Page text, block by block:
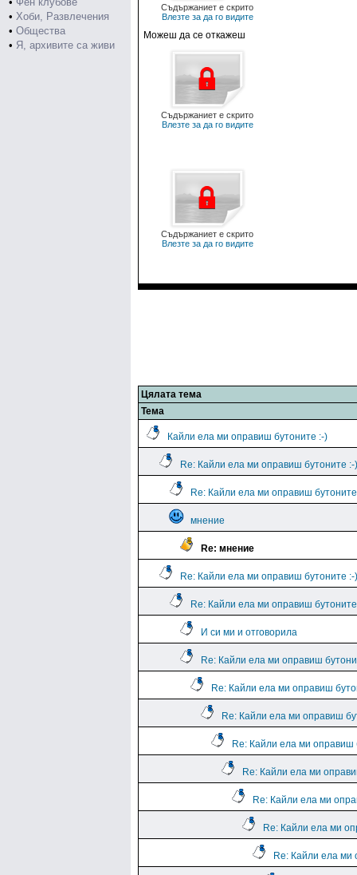
• Хоби, Развлечения
• Общества
• Я, архивите са живи
Съдържаниет е скрито
Влезте за да го видите
Можеш да се откажеш
Съдържаниет е скрито
Влезте за да го видите
Съдържаниет е скрито
Влезте за да го видите
Цялата тема
Тема
Кайли ела ми оправиш бутоните :-)
Re: Кайли ела ми оправиш бутоните :-)
Re: Кайли ела ми оправиш
мнение
Re: мнение
Re: Кайли ела ми оправиш бутоните :-)
Re: Кайли ела ми оправиш
И си ми и отговорила
Re: Кайли ела ми оправиш
Re: Кайли ела ми оправиш
Re: Кайли ела ми оправиш
Re: Кайли ела ми оправиш
Re: Кайли ела ми
Re: Кайли ела ми
Re: Кайли ела ми
Re: Кайли ела ми